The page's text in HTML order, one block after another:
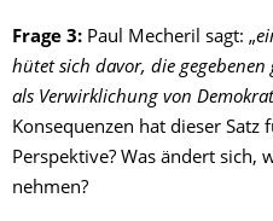
Frage 3: Paul Mecheril sagt: „
hütet sich davor, die gegebenen
als Verwirklichung von
Konsequenzen hat dieser
Perspektive? Was ändert sich,
nehmen?